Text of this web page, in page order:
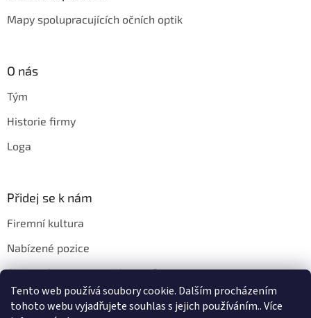
Tento web používá soubory cookie. Dalším procházením
tohoto webu vyjadřujete souhlas s jejich používáním.. Více
Mapy spolupracujících očních optik
O nás
Tým
Historie firmy
Loga
Přidej se k nám
Firemní kultura
Nabízené pozice
Chci u vás pracovat. Jak na to?